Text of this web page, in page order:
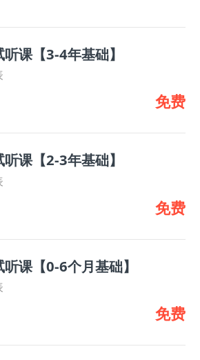
课【3-4年基础】
免费
课【2-3年基础】
免费
课【0-6个月基础】
免费